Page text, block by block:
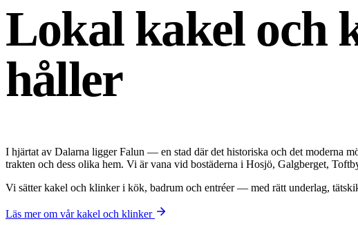
Lokal kakel och
håller
I hjärtat av Dalarna ligger Falun — en stad där det historiska och det moderna
trakten och dess olika hem. Vi är vana vid bostäderna i Hosjö, Galgberget,
Vi sätter kakel och klinker i kök, badrum och entréer — med rätt underlag,
Läs mer om vår kakel och klinker